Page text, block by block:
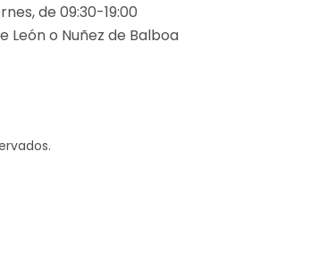
de 09:30-19:00
León o Nuñez de Balboa